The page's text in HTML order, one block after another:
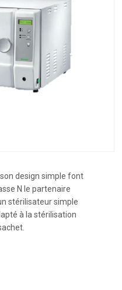
design simple font
N le partenaire
stérilisateur simple
à la stérilisation